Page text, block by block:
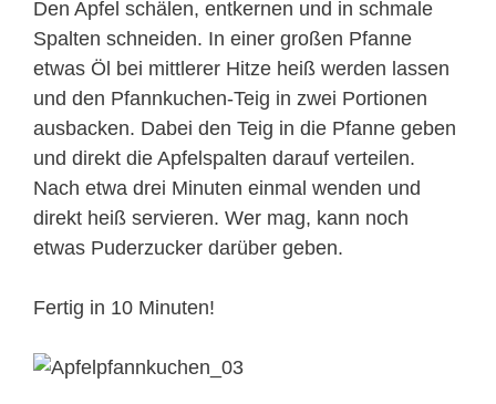
Den Apfel schälen, entkernen und in schmale
Spalten schneiden. In einer großen Pfanne
etwas Öl bei mittlerer Hitze heiß werden lassen
und den Pfannkuchen-Teig in zwei Portionen
ausbacken. Dabei den Teig in die Pfanne geben
und direkt die Apfelspalten darauf verteilen.
Nach etwa drei Minuten einmal wenden und
direkt heiß servieren. Wer mag, kann noch
etwas Puderzucker darüber geben.
Fertig in 10 Minuten!